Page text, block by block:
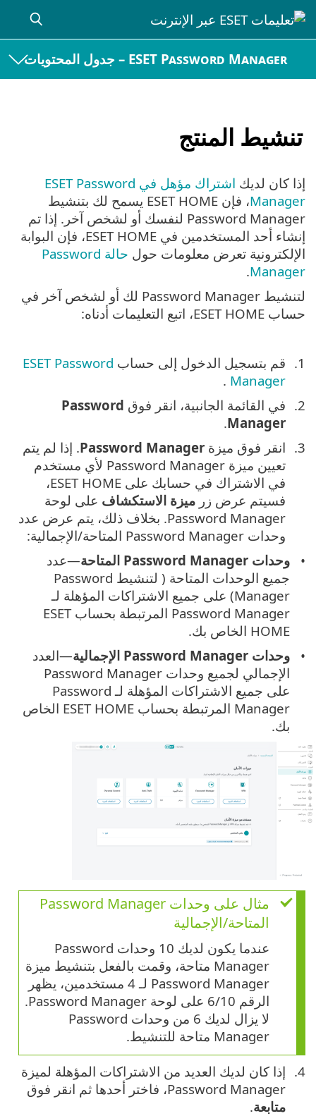
ESET Password Manager – جدول المحتويات
تنشيط المنتج
إذا كان لديك
اشتراك مؤهل في ESET Password
Manager
، فإن ESET HOME يسمح لك بتنشيط
Password Manager لنفسك أو لشخص آخر. إذا تم
إنشاء أحد المستخدمين في ESET HOME، فإن البوابة
الإلكترونية تعرض معلومات حول
حالة Password
Manager
.
لتنشيط Password Manager لك أو لشخص آخر في
حساب ESET HOME، اتبع التعليمات أدناه:
قم بتسجيل الدخول إلى حساب ESET Password
Manager
.
في القائمة الجانبية، انقر فوق Password
Manager
.
انقر فوق ميزة Password Manager. إذا لم يتم
تعيين ميزة Password Manager لأي مستخدم
في الاشتراك في حسابك على ESET HOME،
فسيتم عرض زر ميزة الاستكشاف على لوحة
Password Manager. بخلاف ذلك، يتم عرض عدد
وحدات Password Manager المتاحة/الإجمالية:
وحدات Password Manager المتاحة
—عدد
جميع الوحدات المتاحة ( لتنشيط Password
Manager) على جميع الاشتراكات المؤهلة لـ
Password Manager المرتبطة بحساب ESET
HOME الخاص بك.
وحدات Password Manager الإجمالية
—العدد
الإجمالي لجميع وحدات Password Manager
على جميع الاشتراكات المؤهلة لـ Password
Manager المرتبطة بحساب ESET HOME الخاص
بك.
مثال على وحدات Password Manager
المتاحة/الإجمالية
عندما يكون لديك 10 وحدات Password
Manager متاحة، وقمت بالفعل بتنشيط ميزة
Password Manager لـ 4 مستخدمين، يظهر
الرقم 6/10 على لوحة Password Manager.
لا يزال لديك 6 من وحدات Password
Manager متاحة للتنشيط.
إذا كان لديك العديد من الاشتراكات المؤهلة لميزة
Password Manager، فاختر أحدها ثم انقر فوق
متابعة.